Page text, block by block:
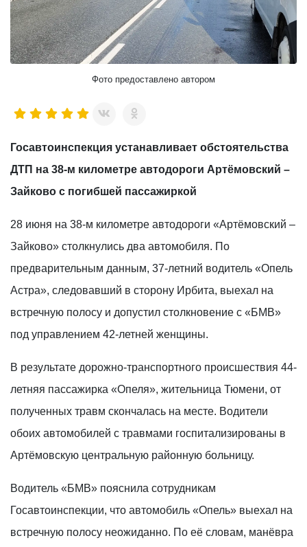
Фото предоставлено автором
Госавтоинспекция устанавливает обстоятельства
ДТП на 38-м километре автодороги Артёмовский –
Зайково с погибшей пассажиркой
28 июня на 38-м километре автодороги «Артёмовский –
Зайково» столкнулись два автомобиля. По
предварительным данным, 37-летний водитель «Опель
Астра», следовавший в сторону Ирбита, выехал на
встречную полосу и допустил столкновение с «БМВ»
под управлением 42-летней женщины.
В результате дорожно-транспортного происшествия 44-
летняя пассажирка «Опеля», жительница Тюмени, от
полученных травм скончалась на месте. Водители
обоих автомобилей с травмами госпитализированы в
Артёмовскую центральную районную больницу.
Водитель «БМВ» пояснила сотрудникам
Госавтоинспекции, что автомобиль «Опель» выехал на
встречную полосу неожиданно. По её словам, манёвра